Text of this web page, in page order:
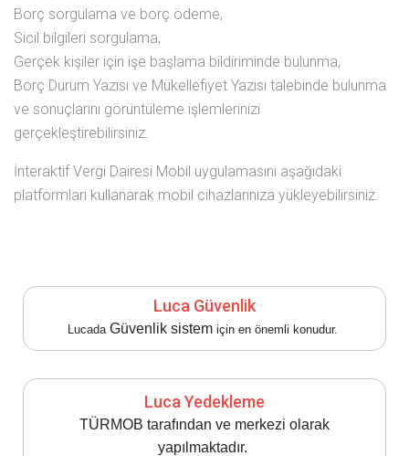
Borç sorgulama ve borç ödeme,
Sicil bilgileri sorgulama,
Gerçek kişiler için işe başlama bildiriminde bulunma,
Borç Durum Yazısı ve Mükellefiyet Yazısı talebinde bulunma
ve sonuçlarını görüntüleme işlemlerinizi
gerçekleştirebilirsiniz.
İnteraktif Vergi Dairesi Mobil uygulamasını aşağıdaki
platformları kullanarak mobil cihazlarınıza yükleyebilirsiniz.
Luca Güvenlik
Lucada Güvenlik sistem için en önemli konudur.
Luca Yedekleme
TÜRMOB tarafından ve merkezi olarak
yapılmaktadır.